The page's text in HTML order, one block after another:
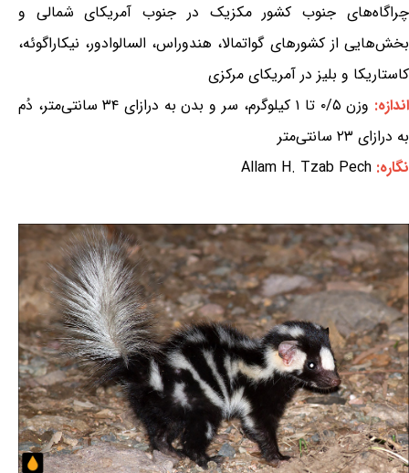
چراگاه‌های جنوب کشور مکزیک در جنوب آمریکای شمالی و
بخش‌هایی از کشورهای گواتمالا، هندوراس، السالوادور، نیکاراگوئه،
کاستاریکا و بلیز در آمریکای مرکزی
اندازه:
وزن ۰/۵ تا ۱ کیلوگرم، سر و بدن به درازای ۳۴ سانتی‌متر، دُم
به درازای ۲۳ سانتی‌متر
نگاره: Allam H. Tzab Pech